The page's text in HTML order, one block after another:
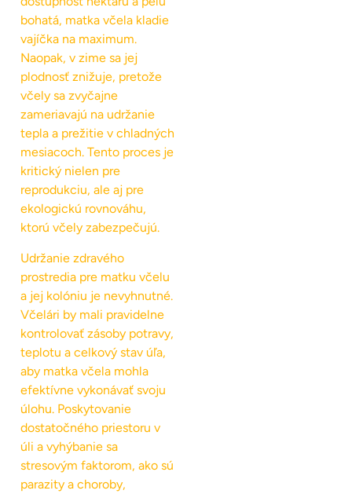
bohatá, matka včela kladie
vajíčka na maximum.
Naopak, v zime sa jej
plodnosť znižuje, pretože
včely sa zvyčajne
zameriavajú na udržanie
tepla a prežitie v chladných
mesiacoch. Tento proces je
kritický nielen pre
reprodukciu, ale aj pre
ekologickú rovnováhu,
ktorú včely zabezpečujú.
Udržanie zdravého
prostredia pre matku včelu
a jej kolóniu je nevyhnutné.
Včelári by mali pravidelne
kontrolovať zásoby potravy,
teplotu a celkový stav úľa,
aby matka včela mohla
efektívne vykonávať svoju
úlohu. Poskytovanie
dostatočného priestoru v
úli a vyhýbanie sa
stresovým faktorom, ako sú
parazity a choroby,